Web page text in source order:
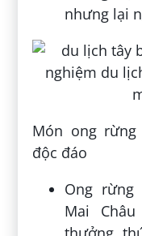
nhưng lại
Món ong
độc đáo
Ong rừng
Mai